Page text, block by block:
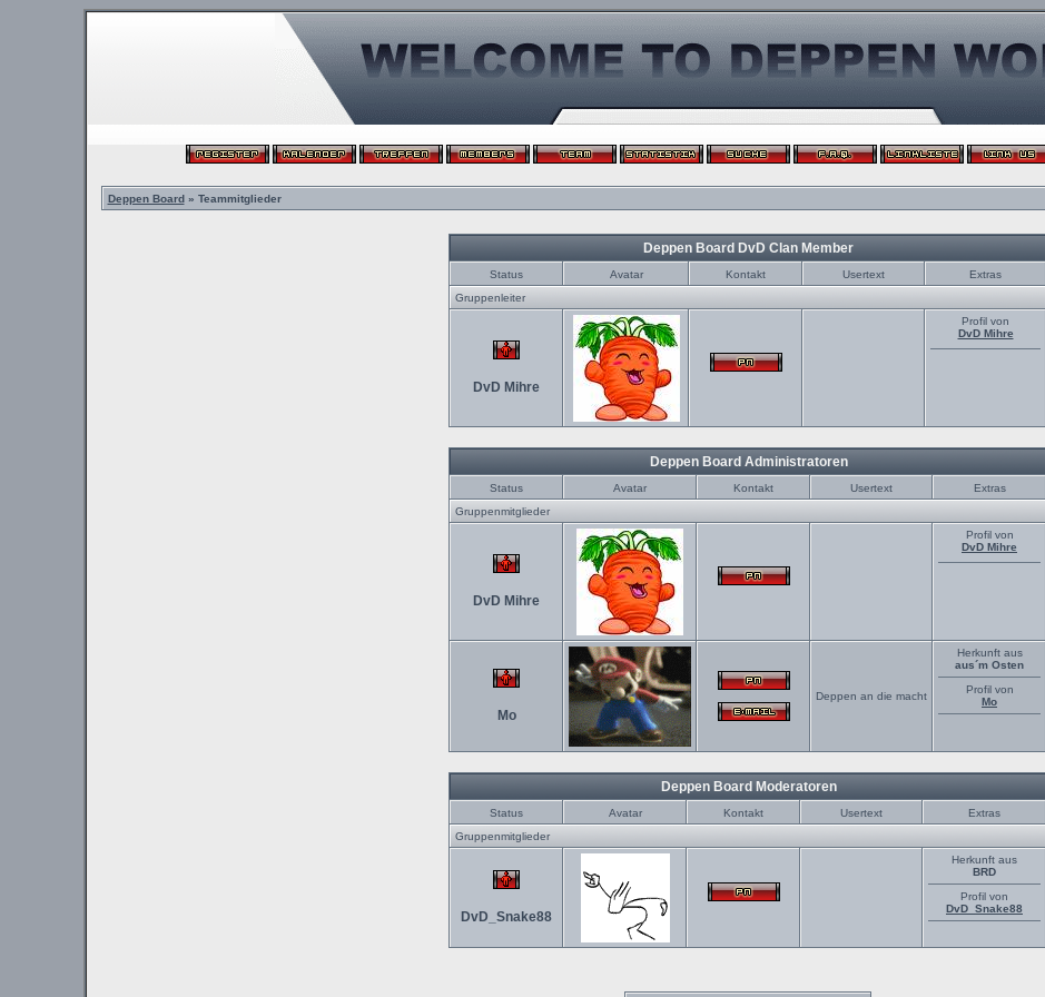
Deppen Board» Teammitglieder
Deppen Board DvD Clan Member
Status Avatar Kontakt Usertext
Extras
Gruppenleiter
DvD Mihre
Profil von
DvD Mihre
Deppen Board Administratoren
Status Avatar Kontakt Usertext
Extras
Gruppenmitglieder
DvD Mihre
Profil von
DvD Mihre
Mo
Deppen an die macht
Herkunft aus
aus´m Osten
Profil von
Mo
Deppen Board Moderatoren
Status Avatar Kontakt Usertext
Extras
Gruppenmitglieder
DvD_Snake88
Herkunft aus
BRD
Profil von
DvD_Snake88